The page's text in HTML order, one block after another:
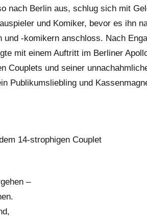
nach Berlin aus, schlug sich mit
und Komiker, bevor es ihn
und -komikern anschloss. Nach
mit einem Auftritt im Berliner
Couplets und seiner
Publikumsliebling und
14-strophigen Couplet
–